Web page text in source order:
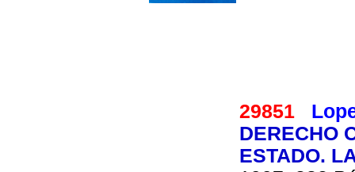
29851
DERECHO
ESTADO.